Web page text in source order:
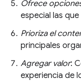
Ofrece
especial las
Prioriza el
principales
Agregar valor:
experiencia de